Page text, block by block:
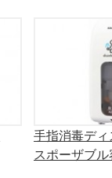
手指消毒デ
スポーザブル